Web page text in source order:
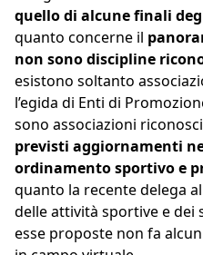
quello di alcune finali
quanto concerne il
non sono discipline
esistono soltanto
l’egida di Enti di
sono associazioni
previsti aggiornamenti
ordinamento sportivo e
quanto la recente delega
delle attività sportive e dei
esse proposte non fa